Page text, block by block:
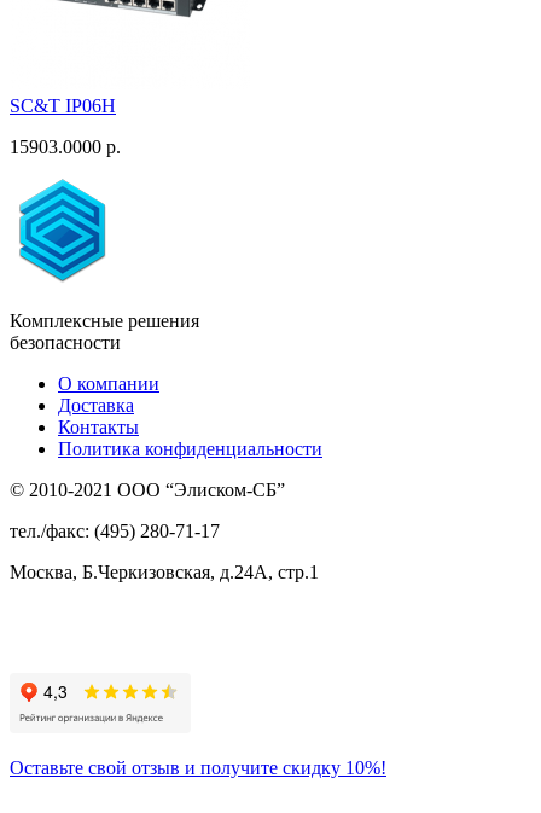
SC&T IP06H
15903.0000 р.
Комплексные решения
безопасности
О компании
Доставка
Контакты
Политика конфиденциальности
© 2010-2021 ООО “Элиском-СБ”
тел./факс: (495) 280-71-17
Москва, Б.Черкизовская, д.24А, стр.1
Оставьте свой отзыв и получите скидку 10%!